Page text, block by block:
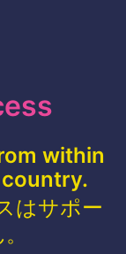
within
はサポー